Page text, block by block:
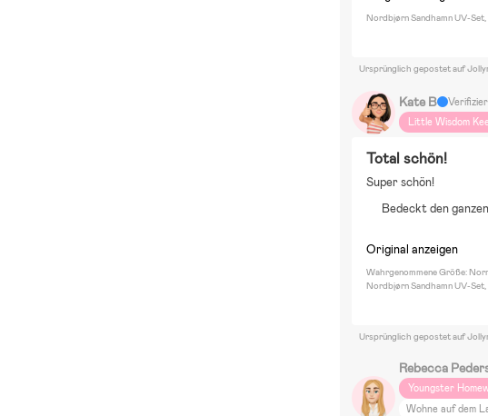
Nordbjørn Sandhamn UV-Set,
Ursprünglich gepostet auf
Kate B
Little Wisdom
Total schön!
Super schön!
Bedeckt den
Original anzeigen
Wahrgenommene Größe:
Nordbjørn Sandhamn UV-
Ursprünglich gepostet auf
Rebecca
Youngster
Wohne auf dem